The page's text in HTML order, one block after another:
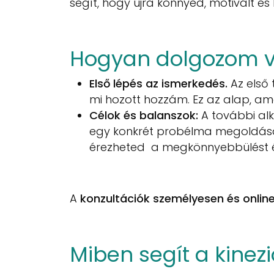
Hogyan dolgozom
Első lépés az ismerkedés. Az
mi hozott hozzám. Ez az alap,
Célok és balanszok: A további
egy konkrét probélma
érezheted a megkönnyebbülést
A konzultációk személyesen és
Miben segít a